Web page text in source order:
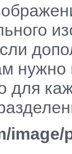
нужно
для
image/